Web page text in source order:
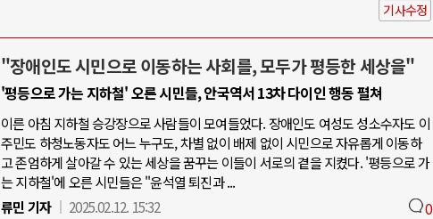
기사수정
"장애인도 시민으로 이동하는 사회를, 모두가 평등한 세상을"
'평등으로 가는 지하철' 오른 시민들, 안국역서 13차 다이인 행동 펼쳐
이른 아침 지하철 승강장으로 사람들이 모여들었다. 장애인도 여성도 성소수자도 이
주민도 하청노동자도 어느 누구도, 차별 없이 배제 없이 시민으로 자유롭게 이동하
고 존엄하게 살아갈 수 있는 세상을 꿈꾸는 이들이 서로의 곁을 지켰다. '평등으로 가
는 지하철'에 오른 시민들은 "윤석열 퇴진과 ...
류민 기자
2025.02.12. 15:32 0